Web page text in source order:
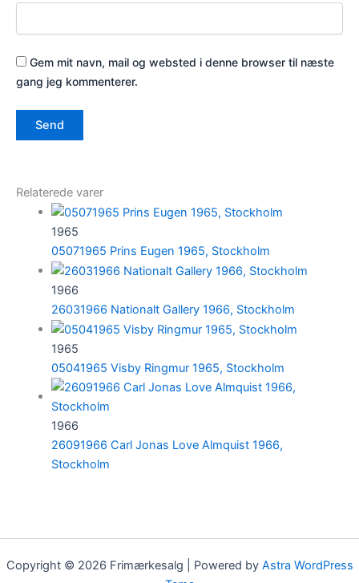
Gem mit navn, mail og websted i denne browser til næste
gang jeg kommenterer.
Relaterede varer
1965
05071965 Prins Eugen 1965, Stockholm
1966
26031966 Nationalt Gallery 1966, Stockholm
1965
05041965 Visby Ringmur 1965, Stockholm
1966
26091966 Carl Jonas Love Almquist 1966,
Stockholm
Copyright © 2026 Frimærkesalg | Powered by Astra WordPress